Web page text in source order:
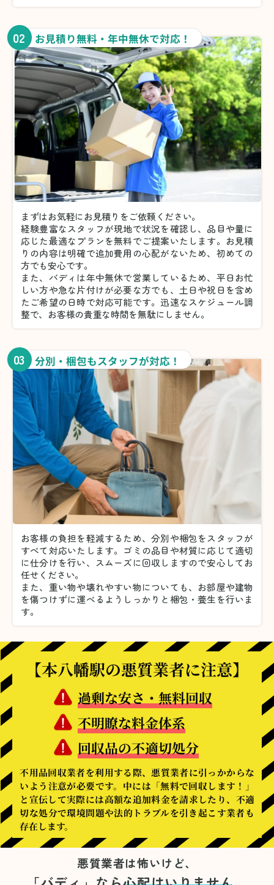
02 お見積り無料・年中無休で対応！
まずはお気軽にお見積りをご依頼ください。
経験豊富なスタッフが現地で状況を確認し、品目や量に
応じた最適なプランを無料でご提案いたします。お見積
りの内容は明確で追加費用の心配がないため、初めての
方でも安心です。
また、バディは年中無休で営業しているため、平日お忙
しい方や急な片付けが必要な方でも、土日や祝日を含め
たご希望の日時で対応可能です。迅速なスケジュール調
整で、お客様の貴重な時間を無駄にしません。
03 分別・梱包もスタッフが対応！
お客様の負担を軽減するため、分別や梱包をスタッフが
すべて対応いたします。 ゴミの品目や材質に応じて適切
に仕分けを行い、スムーズに回収しますので安心してお
任せください。
また、重い物や壊れやすい物についても、お部屋や建物
を傷つけずに運べるようしっかりと梱包・養生を行いま
す。
【本八幡駅の悪質業者に注意】
過剰な安さ・無料回収
不明瞭な料金体系
回収品の不適切処分
不用品回収業者を利用する際、悪質業者に引っかからな
いよう注意が必要です。中には「無料で回収します！」
と宣伝して実際には高額な追加料金を請求したり、不適
切な処分で環境問題や法的トラブルを引き起こす業者も
存在します。
悪質業者は怖いけど、